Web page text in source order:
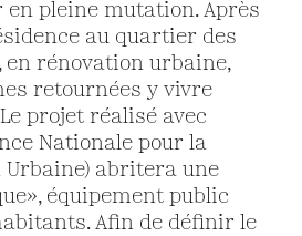
pleine mutation. Après
au quartier des
en rénovation urbaine,
retournées y vivre
projet réalisé avec
Nationale pour la
Urbaine) abritera une
équipement public
Afin de définir le